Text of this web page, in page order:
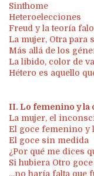
Sinthome
Heteroelecciones
Freud y la teoría
La mujer, Otra para
Más allá de los
La libido, color de
Hétero es aquello
II. Lo femenino y la
La mujer, el
El goce femenino y
El goce sin medida
¿Por qué me dices
Si hubiera Otro
…no haría falta que